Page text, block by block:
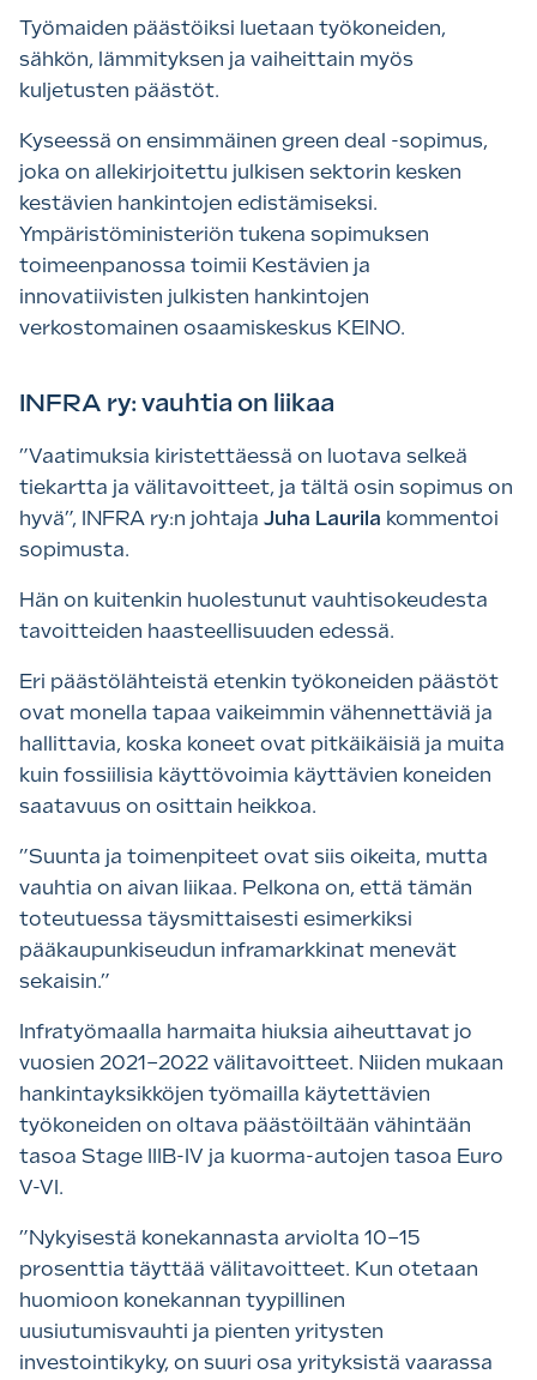
Työmaiden päästöiksi luetaan työkoneiden,
sähkön, lämmityksen ja vaiheittain myös
kuljetusten päästöt.
Kyseessä on ensimmäinen green deal -sopimus,
joka on allekirjoitettu julkisen sektorin kesken
kestävien hankintojen edistämiseksi.
Ympäristöministeriön tukena sopimuksen
toimeenpanossa toimii Kestävien ja
innovatiivisten julkisten hankintojen
verkostomainen osaamiskeskus KEINO.
INFRA ry: vauhtia on liikaa
”Vaatimuksia kiristettäessä on luotava selkeä
tiekartta ja välitavoitteet, ja tältä osin sopimus on
hyvä”, INFRA ry:n johtaja Juha Laurila kommentoi
sopimusta.
Hän on kuitenkin huolestunut vauhtisokeudesta
tavoitteiden haasteellisuuden edessä.
Eri päästölähteistä etenkin työkoneiden päästöt
ovat monella tapaa vaikeimmin vähennettäviä ja
hallittavia, koska koneet ovat pitkäikäisiä ja muita
kuin fossiilisia käyttövoimia käyttävien koneiden
saatavuus on osittain heikkoa.
”Suunta ja toimenpiteet ovat siis oikeita, mutta
vauhtia on aivan liikaa. Pelkona on, että tämän
toteutuessa täysmittaisesti esimerkiksi
pääkaupunkiseudun inframarkkinat menevät
sekaisin.”
Infratyömaalla harmaita hiuksia aiheuttavat jo
vuosien 2021–2022 välitavoitteet. Niiden mukaan
hankintayksikköjen työmailla käytettävien
työkoneiden on oltava päästöiltään vähintään
tasoa Stage IIIB-IV ja kuorma-autojen tasoa Euro
V-VI.
”Nykyisestä konekannasta arviolta 10–15
prosenttia täyttää välitavoitteet. Kun otetaan
huomioon konekannan tyypillinen
uusiutumisvauhti ja pienten yritysten
investointikyky, on suuri osa yrityksistä vaarassa